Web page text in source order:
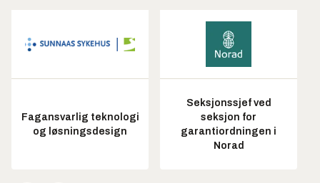
Fagansvarlig teknologi
og løsningsdesign
Seksjonssjef ved
seksjon for
garantiordningen i
Norad